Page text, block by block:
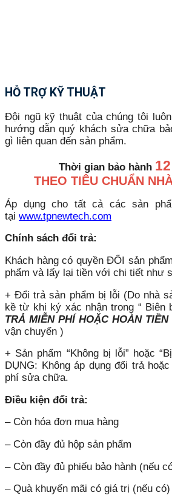
HỖ TRỢ KỸ THUẬT
Đội ngũ kỹ thuật của chúng tôi
hướng dẫn quý khách sửa chữa
gì liên quan đến sản phẩm.
Thời gian bảo hành
THEO TIÊU CHUẨN
Áp dụng cho tất cả các sản
tại www.tpnewtech.com
Chính sách đổi trả:
Khách hàng có quyền ĐỔI sản
phẩm và lấy lại tiền với chi tiết như
+ Đổi trả sản phẩm bị lỗi (Do nhà
kề từ khi ký xác nhận trong “ Biên
TRẢ MIỄN PHÍ HOẶC HOÀN TIỀN
vận chuyển )
+ Sản phẩm “Không bị lỗi” hoặc
DỤNG: Không áp dụng đổi trả
phí sửa chữa.
Điều kiện đổi trả:
– Còn hóa đơn mua hàng
– Còn đầy đủ hộp sản phẩm
– Còn đầy đủ phiếu bảo hành (nếu
– Quà khuyến mãi có giá trị (nếu có)